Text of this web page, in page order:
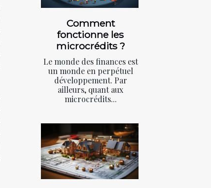
Comment
fonctionne les
microcrédits ?
Le monde des finances est
un monde en perpétuel
développement. Par
ailleurs, quant aux
microcrédits...